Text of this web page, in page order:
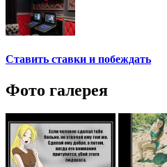
Ставить ставки и побеждать
Фото галерея